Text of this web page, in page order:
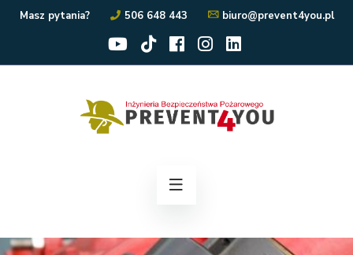
Masz pytania? 506 648 443 biuro@prevent4you.pl